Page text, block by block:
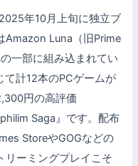
年10月上旬に独立ブ
Amazon Luna（旧Prime
一部に組み込まれてい
計12本のPCゲームが
円の高評価
Saga』です。配布
StoreやGOGなどの
リーミングプレイこそ